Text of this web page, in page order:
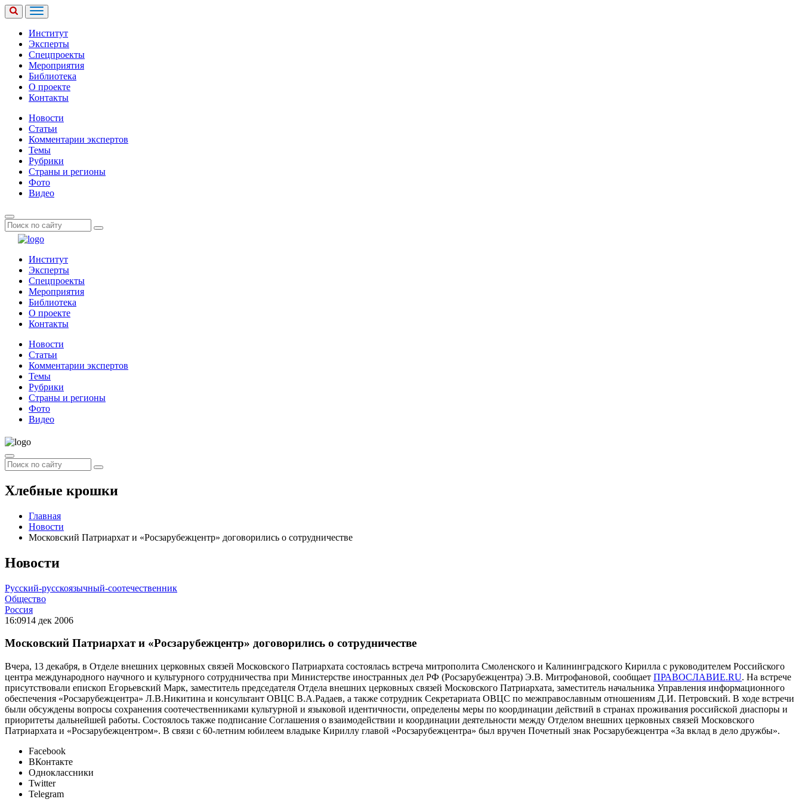
Институт
Эксперты
Спецпроекты
Мероприятия
Библиотека
О проекте
Контакты
Новости
Статьи
Комментарии экспертов
Темы
Рубрики
Страны и регионы
Фото
Видео
Институт
Эксперты
Спецпроекты
Мероприятия
Библиотека
О проекте
Контакты
Новости
Статьи
Комментарии экспертов
Темы
Рубрики
Страны и регионы
Фото
Видео
Хлебные крошки
Главная
Новости
Московский Патриархат и «Росзарубежцентр» договорились о сотрудничестве
Новости
Русский-русскоязычный-соотечественник
Общество
Россия
16:0914 дек 2006
Московский Патриархат и «Росзарубежцентр» договорились о сотрудничестве
Вчера, 13 декабря, в Отделе внешних церковных связей Московского Патриархата состоялась встреча митрополита Смоленского и Калининградского Кирилла с руководителем Российского
центра международного научного и культурного сотрудничества при Министерстве иностранных дел РФ (Росзарубежцентра) Э.В. Митрофановой, сообщает ПРАВОСЛАВИЕ.RU. На встрече
присутствовали епископ Егорьевский Марк, заместитель председателя Отдела внешних церковных связей Московского Патриархата, заместитель начальника Управления информационного
обеспечения «Росзарубежцентра» Л.В.Никитина и консультант ОВЦС В.А.Радаев, а также сотрудник Секретариата ОВЦС по межправославным отношениям Д.И. Петровский. В ходе встречи
были обсуждены вопросы сохранения соотечественниками культурной и языковой идентичности, определены меры по координации действий в странах проживания российской диаспоры и
приоритеты дальнейшей работы. Состоялось также подписание Соглашения о взаимодействии и координации деятельности между Отделом внешних церковных связей Московского
Патриархата и «Росзарубежцентром». В связи с 60-летним юбилеем владыке Кириллу главой «Росзарубежцентра» был вручен Почетный знак Росзарубежцентра «За вклад в дело дружбы».
Facebook
ВКонтакте
Одноклассники
Twitter
Telegram